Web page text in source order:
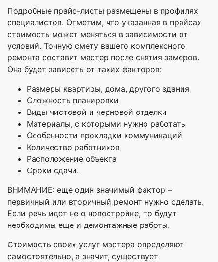
Подробные прайс-листы размещены в профилях
специалистов. Отметим, что указанная в прайсах
стоимость может меняться в зависимости от
условий. Точную смету вашего комплексного
ремонта составит мастер после снятия замеров.
Она будет зависеть от таких факторов:
Размеры квартиры, дома, другого здания
Сложность планировки
Виды чистовой и черновой отделки
Материалы, с которыми нужно работать
Особенности прокладки коммуникаций
Количество работников
Расположение объекта
Сроки сдачи.
ВНИМАНИЕ: еще один значимый фактор –
первичный или вторичный ремонт нужно сделать.
Если речь идет не о новостройке, то будут
необходимы еще и демонтажные работы.
Стоимость своих услуг мастера определяют
самостоятельно, а значит, существует